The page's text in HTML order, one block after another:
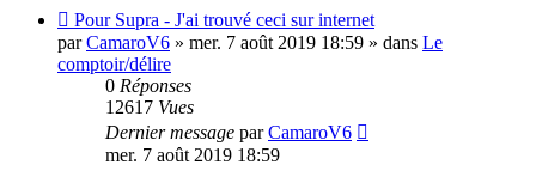
Nouveau
message
Pour Supra - J'ai trouvé ceci sur internet
parCamaroV6 » mer. 7 août 2019 18:59 » dans Le
comptoir/délire
0 Réponses
12617 Vues
Dernier message parCamaroV6
mer. 7 août 2019 18:59